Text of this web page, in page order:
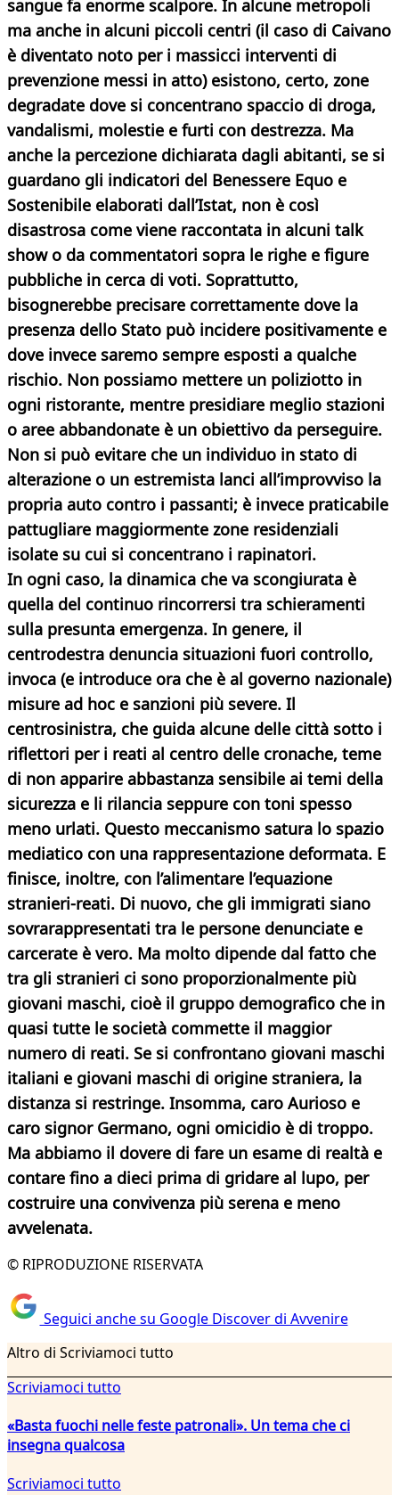
sangue fa enorme scalpore. In alcune metropoli
ma anche in alcuni piccoli centri (il caso di Caivano
è diventato noto per i massicci interventi di
prevenzione messi in atto) esistono, certo, zone
degradate dove si concentrano spaccio di droga,
vandalismi, molestie e furti con destrezza. Ma
anche la percezione dichiarata dagli abitanti, se si
guardano gli indicatori del Benessere Equo e
Sostenibile elaborati dall’Istat, non è così
disastrosa come viene raccontata in alcuni talk
show o da commentatori sopra le righe e figure
pubbliche in cerca di voti. Soprattutto,
bisognerebbe precisare correttamente dove la
presenza dello Stato può incidere positivamente e
dove invece saremo sempre esposti a qualche
rischio. Non possiamo mettere un poliziotto in
ogni ristorante, mentre presidiare meglio stazioni
o aree abbandonate è un obiettivo da perseguire.
Non si può evitare che un individuo in stato di
alterazione o un estremista lanci all’improvviso la
propria auto contro i passanti; è invece praticabile
pattugliare maggiormente zone residenziali
isolate su cui si concentrano i rapinatori.
In ogni caso, la dinamica che va scongiurata è
quella del continuo rincorrersi tra schieramenti
sulla presunta emergenza. In genere, il
centrodestra denuncia situazioni fuori controllo,
invoca (e introduce ora che è al governo nazionale)
misure ad hoc e sanzioni più severe. Il
centrosinistra, che guida alcune delle città sotto i
riflettori per i reati al centro delle cronache, teme
di non apparire abbastanza sensibile ai temi della
sicurezza e li rilancia seppure con toni spesso
meno urlati. Questo meccanismo satura lo spazio
mediatico con una rappresentazione deformata. E
finisce, inoltre, con l’alimentare l’equazione
stranieri-reati. Di nuovo, che gli immigrati siano
sovrarappresentati tra le persone denunciate e
carcerate è vero. Ma molto dipende dal fatto che
tra gli stranieri ci sono proporzionalmente più
giovani maschi, cioè il gruppo demografico che in
quasi tutte le società commette il maggior
numero di reati. Se si confrontano giovani maschi
italiani e giovani maschi di origine straniera, la
distanza si restringe. Insomma, caro Aurioso e
caro signor Germano, ogni omicidio è di troppo.
Ma abbiamo il dovere di fare un esame di realtà e
contare fino a dieci prima di gridare al lupo, per
costruire una convivenza più serena e meno
avvelenata.
© RIPRODUZIONE RISERVATA
Seguici anche su Google Discover di Avvenire
Altro di Scriviamoci tutto
Scriviamoci tutto
«Basta fuochi nelle feste patronali». Un tema che ci
insegna qualcosa
Scriviamoci tutto